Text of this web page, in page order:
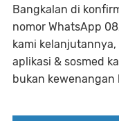
Bangkalan di
nomor WhatsApp
kami
aplikasi & sosmed
bukan kewenangan